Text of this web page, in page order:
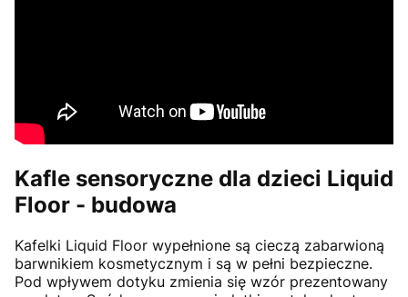
Kafle sensoryczne dla dzieci Liquid
Floor - budowa
Kafelki Liquid Floor wypełnione są cieczą zabarwioną
barwnikiem kosmetycznym i są w pełni bezpieczne.
Pod wpływem dotyku zmienia się wzór prezentowany